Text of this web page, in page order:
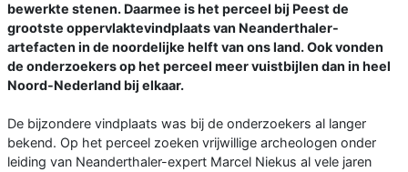
bewerkte stenen. Daarmee is het perceel bij Peest de
grootste oppervlaktevindplaats van Neanderthaler-
artefacten in de noordelijke helft van ons land. Ook vonden
de onderzoekers op het perceel meer vuistbijlen dan in heel
Noord-Nederland bij elkaar.
De bijzondere vindplaats was bij de onderzoekers al langer
bekend. Op het perceel zoeken vrijwillige archeologen onder
leiding van Neanderthaler-expert Marcel Niekus al vele jaren